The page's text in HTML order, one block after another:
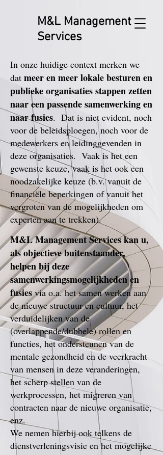
M&L Management
Services
In onze huidige context merken we
dat meer en meer lokale besturen en
publieke organisaties stappen zetten
naar een passende samenwerking en
naar fusies. Dat is niet evident, noch
voor de beleidsploegen, noch voor de
medewerkers en leidinggevenden in
deze organisaties. Vaak is het een
gewenste keuze, vaak is het ook een
noodzakelijke keuze (b.v. vanuit de
financiële beperkingen of vanuit het
vergroten van de mogelijkheden om
experten aan te trekken).
M&L Management Services kan u,
als objectieve buitenstaander,
helpen bij deze
samenwerkingsmogelijkheden en
fusiesvia o.a. het samen werken aan
de nieuwe structuur en cultuur, het
verduidelijken van de
(overlappende/dubbele) rollen en
functies, het ondersteunen van de
mentale gezondheid en de veerkracht
van mensen in deze veranderingen,
het scherp stellen van de
werkprocessen, het migreren van
contracten naar de nieuwe organisatie,
enz.
We nemen hierbij ook telkens de
dienstverleningsvisie en het mogelijke